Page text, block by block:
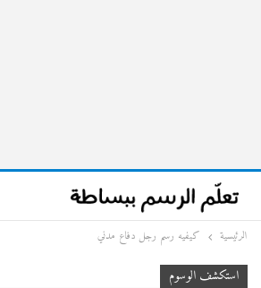
الرئيسية كيفيه رسم رجل دفاع مدني
استكشف الوسوم